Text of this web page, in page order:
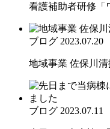
看護補助者研修「
ブログ 2023.07.20
地域事業 佐保川
ブログ 2023.07.11